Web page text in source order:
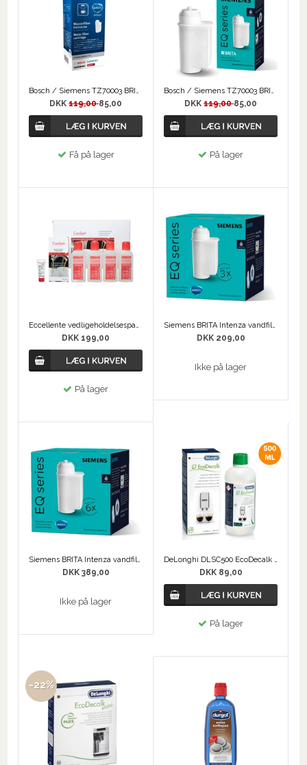
Bosch / Siemens TZ70003 BRITA Intenza vandfilter
DKK119,0085,00
Få på lager
Bosch / Siemens TZ70003 BRITA Intenza vandfilter
DKK119,0085,00
På lager
Eccellente vedligeholdelsespakke til Siemens
DKK 199,00
På lager
Siemens BRITA Intenza vandfilter TZ70033A 3-pack
DKK 209,00
Ikke på lager
Siemens BRITA Intenza vandfilter TZ70063A 6-pack
DKK 389,00
Ikke på lager
DeLonghi DLSC500 EcoDecalk - 500 ml Afkalker
DKK 89,00
På lager
-22%